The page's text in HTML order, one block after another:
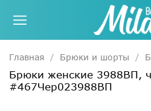
Главная Брюки и шорты
Брюки женские 3988ВП,
#467Чер023988ВП